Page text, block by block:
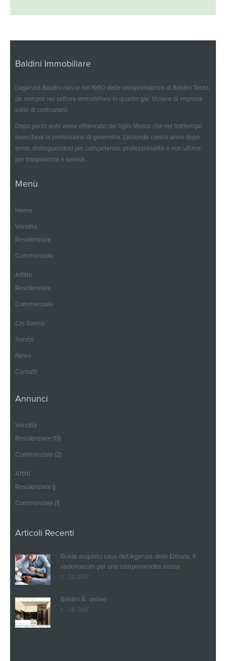
Baldini Immobiliare
L'agenzia Baldini nasce nel 1980 dalla intraprendenza di Baldini Terzo,
da sempre nel settore immobiliare in quanto gia' titolare di impresa
edile di costruzioni.
Dopo pochi anni viene affiancato dal figlio Marco che nel frattempo
esercitava la professione di geometra. L'azienda cresce anno dopo
anno, distinguendosi per competenza, professionalità e non ultima
per trasparenza e serietà...
Menù
Home
Vendita
Residenziale
Commerciale
Affitto
Residenziale
Commerciale
Chi Siamo
Servizi
News
Contatti
Annunci
Vendita
Residenziale (13)
Commerciale (2)
Affitti
Residenziale ()
Commerciale (1)
Articoli Recenti
Guida acquisto casa dell'Agenzia delle Entrate: il
vademecum per una compravendita sicura
Il : 20 2017
Baldini Ã¨ online
Il : 28 2017